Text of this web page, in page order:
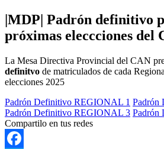
|MDP| Padrón definitivo
próximas eleccciones del
La Mesa Directiva Provincial del CAN
definitvo de matriculados de cada
elecciones 2025
Padrón Definitivo REGIONAL 1 Padrón
Padrón Definitivo REGIONAL 3 Padrón
Compartilo en tus redes